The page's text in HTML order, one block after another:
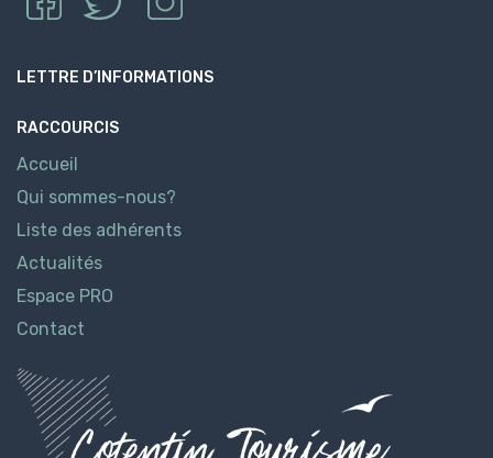
LETTRE D’INFORMATIONS
RACCOURCIS
Accueil
Qui sommes-nous?
Liste des adhérents
Actualités
Espace PRO
Contact